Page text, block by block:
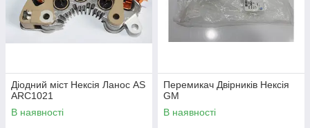
Діодний міст Нексія Ланос AS
ARC1021
В наявності
Перемикач Двірників Нексія
GM
В наявності